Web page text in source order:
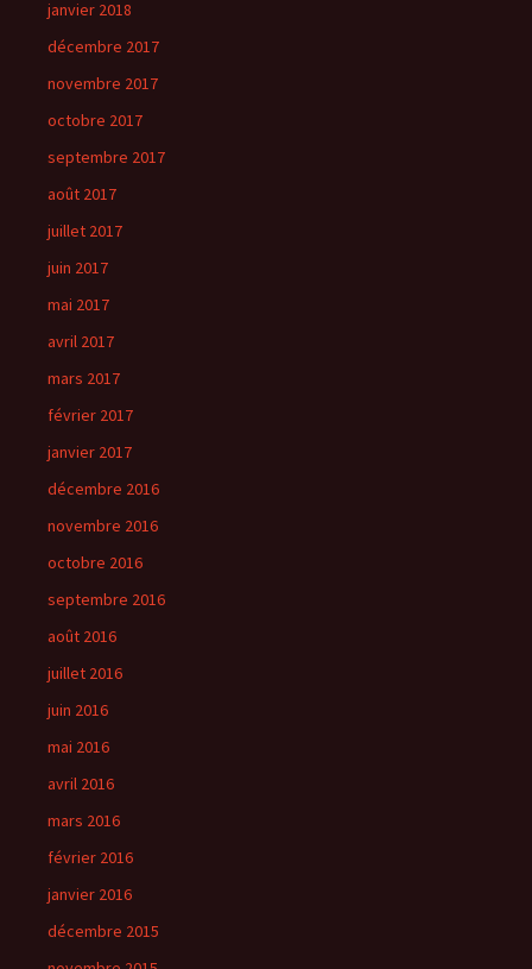
janvier 2018
décembre 2017
novembre 2017
octobre 2017
septembre 2017
août 2017
juillet 2017
juin 2017
mai 2017
avril 2017
mars 2017
février 2017
janvier 2017
décembre 2016
novembre 2016
octobre 2016
septembre 2016
août 2016
juillet 2016
juin 2016
mai 2016
avril 2016
mars 2016
février 2016
janvier 2016
décembre 2015